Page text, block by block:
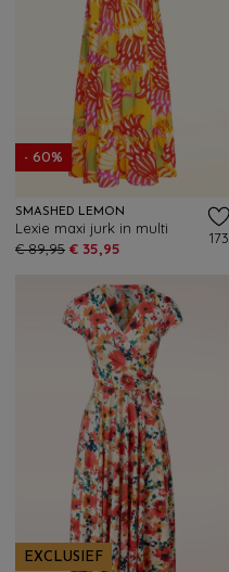
- 60%
SMASHED LEMON
Lexie maxi jurk in multi
€ 89,95 € 35,95
173
EXCLUSIEF